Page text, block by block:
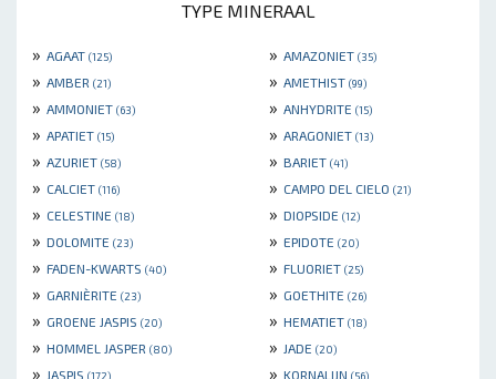
TYPE MINERAAL
» AGAAT (125) » AMAZONIET (35)
» AMBER (21) » AMETHIST (99)
» AMMONIET (63) » ANHYDRITE (15)
» APATIET (15) » ARAGONIET (13)
» AZURIET (58) » BARIET (41)
» CALCIET (116) » CAMPO DEL CIELO (21)
» CELESTINE (18) » DIOPSIDE (12)
» DOLOMITE (23) » EPIDOTE (20)
» FADEN-KWARTS (40) » FLUORIET (25)
» GARNIÈRITE (23) » GOETHITE (26)
» GROENE JASPIS (20) » HEMATIET (18)
» HOMMEL JASPER (80) » JADE (20)
» JASPIS (172) » KORNALIJN (56)